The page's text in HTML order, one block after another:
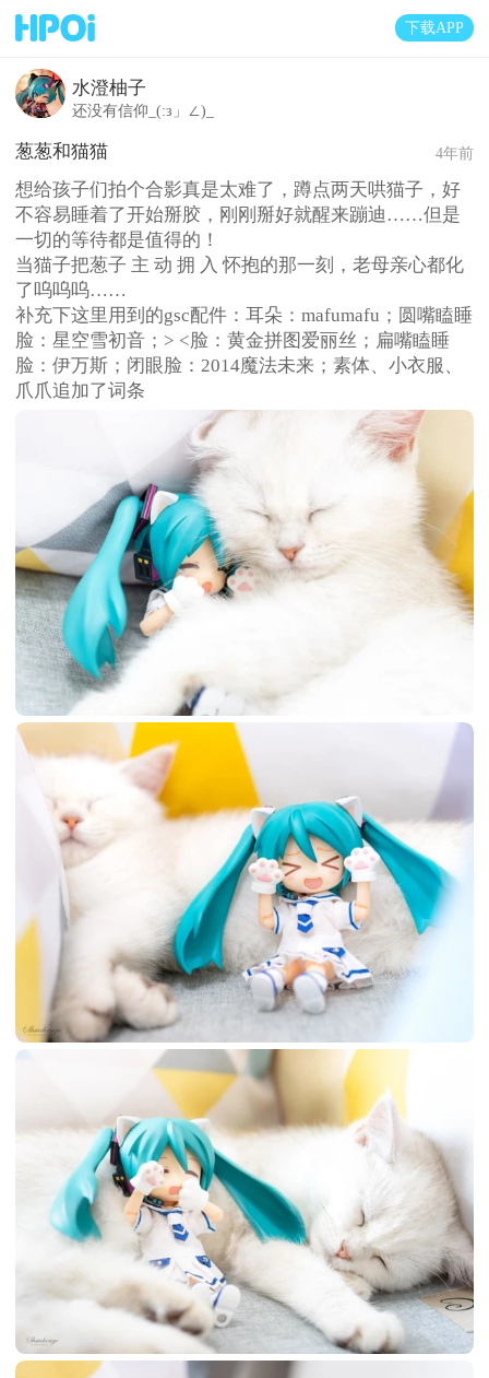
下载APP
水澄柚子
还没有信仰_(:з」∠)_
葱葱和猫猫 4年前
想给孩子们拍个合影真是太难了，蹲点两天哄猫子，好
不容易睡着了开始掰胶，刚刚掰好就醒来蹦迪……但是
一切的等待都是值得的！
当猫子把葱子 主 动 拥 入 怀抱的那一刻，老母亲心都化
了呜呜呜……
补充下这里用到的gsc配件：耳朵：mafumafu；圆嘴瞌睡
脸：星空雪初音；> <脸：黄金拼图爱丽丝；扁嘴瞌睡
脸：伊万斯；闭眼脸：2014魔法未来；素体、小衣服、
爪爪追加了词条